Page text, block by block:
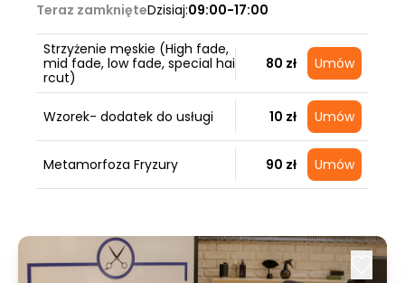
Teraz zamknięteDzisiaj:09:00-17:00
Strzyżenie męskie (High fade,
mid fade, low fade, special hai
rcut)
80 zł Umów
Wzorek- dodatek do usługi 10 zł Umów
Metamorfoza Fryzury 90 zł Umów